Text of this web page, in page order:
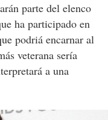
parte del elenco
ha participado en
podriá encarnar al
veterana sería
a una